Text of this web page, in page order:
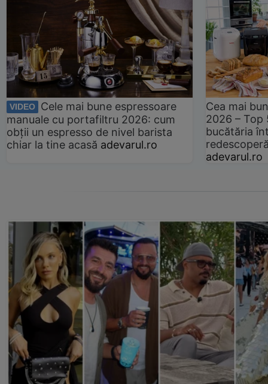
VIDEO
Cele mai bune espressoare
manuale cu portafiltru 2026: cum
obții un espresso de nivel barista
chiar la tine acasă adevarul.ro
Cea mai
2026 –
bucătăria
adevarul.ro